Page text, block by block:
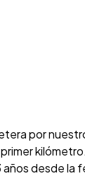
por
desde la